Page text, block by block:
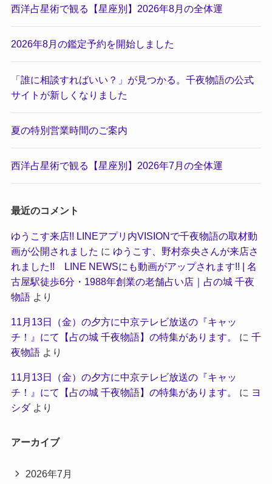
西洋占星術で観る【星座別】2026年8月の全体運
2026年8月の鑑定予約を開始しました
「誰に相談すればいい？」が見つかる。千夜物語の公式
サイトが新しくなりました
夏の特別営業時間のご案内
西洋占星術で観る【星座別】2026年7月の全体運
最近のコメント
ゆうこす来店!! LINEアプリ内VISIONで千夜物語の取材動
画が公開されました に ゆうこす、野村奈央さんが来店さ
れました!! LINE NEWSにも動画がアップされます!! | 名
古屋駅徒歩6分・1988年創業の老舗占い店｜占の城 千夜
物語より
11月13日（金）の夕方に中京テレビ放送の『キャッ
チ！』にて【占の城 千夜物語】の特集があります。
に 千
夜物語より
11月13日（金）の夕方に中京テレビ放送の『キャッ
チ！』にて【占の城 千夜物語】の特集があります。
に ヨ
シダより
アーカイブ
2026年7月